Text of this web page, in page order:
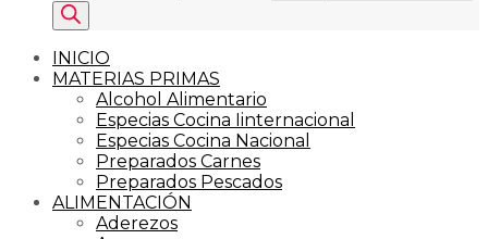
INICIO
MATERIAS PRIMAS
Alcohol Alimentario
Especias Cocina Iinternacional
Especias Cocina Nacional
Preparados Carnes
Preparados Pescados
ALIMENTACIÓN
Aderezos